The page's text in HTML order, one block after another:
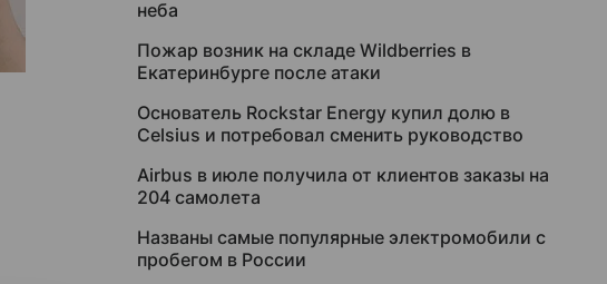
неба
Пожар возник на складе Wildberries в
Екатеринбурге после атаки
Основатель Rockstar Energy купил долю в
Celsius и потребовал сменить руководство
Airbus в июле получила от клиентов заказы на
204 самолета
Названы самые популярные электромобили с
пробегом в России